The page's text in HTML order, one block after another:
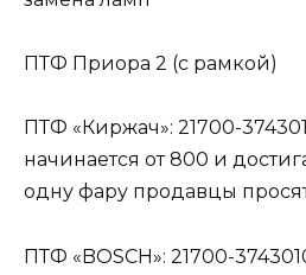
ПТФ Приора 2 (с рамкой)
ПТФ «Киржач»: 21700-
начинается от 800 и
одну фару продавцы
ПТФ «BOSCH»: 21700-